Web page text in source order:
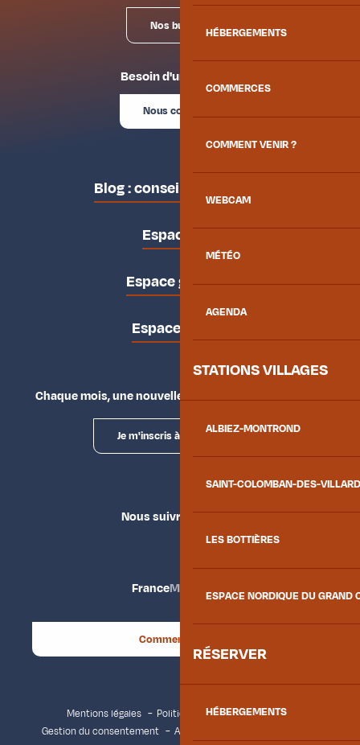
HÉBERGEMENTS
COMMERCES
COMMENT VENIR ?
WEBCAM
MÉTÉO
AGENDA
STATIONS VILLAGES
ALBIEZ-MONTROND
SAINT-COLOMBAN-DES-
LES BOTTIÈRES
ESPACE NORDIQUE DU GRAND
RÉSERVER
HÉBERGEMENTS
Nos bureaux
Besoin d'un conseil ?
Nous contacter
Blog : conseils des locaux
Espace pro
Espace groupes
Espace presse
Chaque mois, une nouvelle façon d'explorer la vallée.
Je m'inscris à la newsletter
Nous suivre
FranceMaurienne
Comment venir ?
Mentions légales
Politique de confidentialité
Gestion du consentement
Accessibilité : non conforme